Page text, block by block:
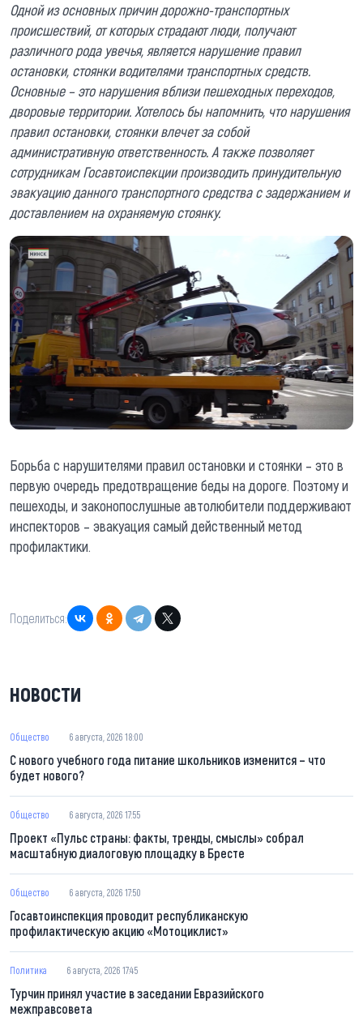
Одной из основных причин дорожно-транспортных
происшествий, от которых страдают люди, получают
различного рода увечья, является нарушение правил
остановки, стоянки водителями транспортных средств.
Основные – это нарушения вблизи пешеходных переходов,
дворовые территории. Хотелось бы напомнить, что нарушения
правил остановки, стоянки влечет за собой
административную ответственность. А также позволяет
сотрудникам Госавтоиспекции производить принудительную
эвакуацию данного транспортного средства с задержанием и
доставлением на охраняемую стоянку.
Борьба с нарушителями правил остановки и стоянки – это в
первую очередь предотвращение беды на дороге. Поэтому и
пешеходы, и законопослушные автолюбители поддерживают
инспекторов – эвакуация самый действенный метод
профилактики.
Поделиться:
НОВОСТИ
Общество 6 августа, 2026 18:00
С нового учебного года питание школьников изменится – что
будет нового?
Общество 6 августа, 2026 17:55
Проект «Пульс страны: факты, тренды, смыслы» собрал
масштабную диалоговую площадку в Бресте
Общество 6 августа, 2026 17:50
Госавтоинспекция проводит республиканскую
профилактическую акцию «Мотоциклист»
Политика 6 августа, 2026 17:45
Турчин принял участие в заседании Евразийского
межправсовета